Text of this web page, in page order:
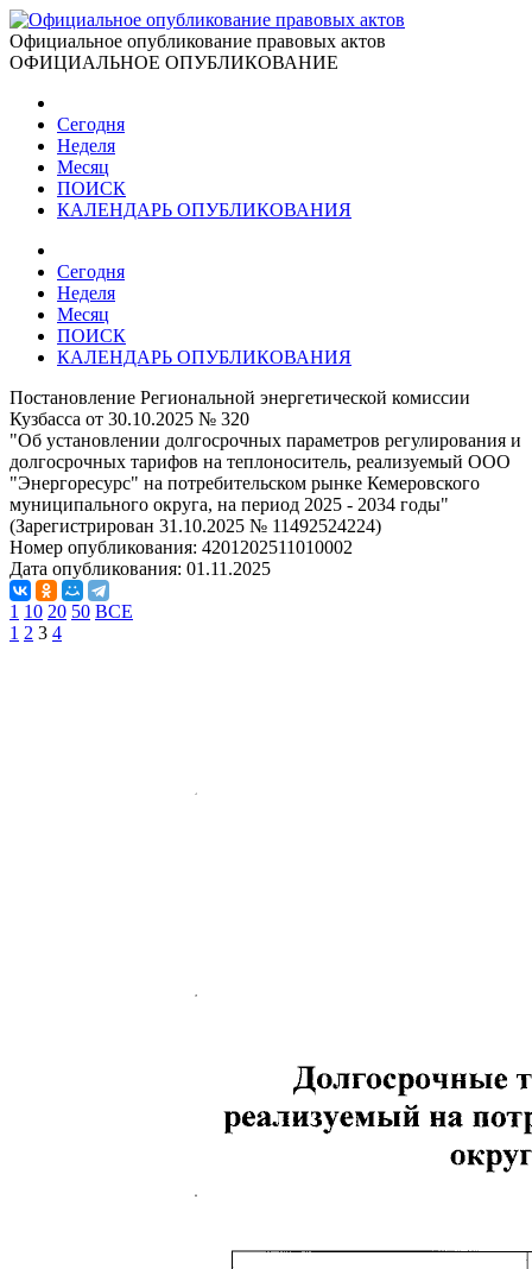
Официальное опубликование правовых актов
ОФИЦИАЛЬНОЕ ОПУБЛИКОВАНИЕ
Сегодня
Неделя
Месяц
ПОИСК
КАЛЕНДАРЬ ОПУБЛИКОВАНИЯ
Сегодня
Неделя
Месяц
ПОИСК
КАЛЕНДАРЬ ОПУБЛИКОВАНИЯ
Постановление Региональной энергетической комиссии
Кузбасса от 30.10.2025 № 320
"Об установлении долгосрочных параметров регулирования и
долгосрочных тарифов на теплоноситель, реализуемый ООО
"Энергоресурс" на потребительском рынке Кемеровского
муниципального округа, на период 2025 - 2034 годы"
(Зарегистрирован 31.10.2025 № 11492524224)
Номер опубликования: 4201202511010002
Дата опубликования: 01.11.2025
1 10 20 50 ВСЕ
1 2 3 4